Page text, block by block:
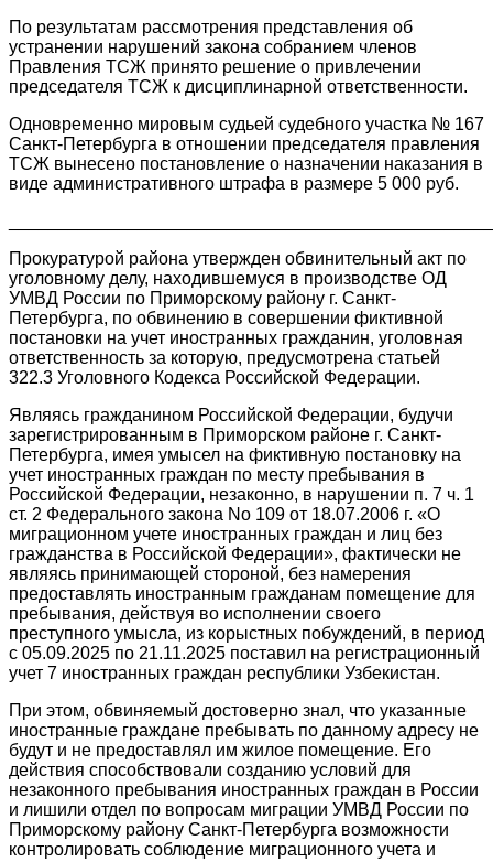
По результатам рассмотрения представления об
устранении нарушений закона собранием членов
Правления ТСЖ принято решение о привлечении
председателя ТСЖ к дисциплинарной ответственности.
Одновременно мировым судьей судебного участка № 167
Санкт-Петербурга в отношении председателя правления
ТСЖ вынесено постановление о назначении наказания в
виде административного штрафа в размере 5 000 руб.
Прокуратурой района утвержден обвинительный акт по
уголовному делу, находившемуся в производстве ОД
УМВД России по Приморскому району г. Санкт-
Петербурга, по обвинению в совершении фиктивной
постановки на учет иностранных гражданин, уголовная
ответственность за которую, предусмотрена статьей
322.3 Уголовного Кодекса Российской Федерации.
Являясь гражданином Российской Федерации, будучи
зарегистрированным в Приморском районе г. Санкт-
Петербурга, имея умысел на фиктивную постановку на
учет иностранных граждан по месту пребывания в
Российской Федерации, незаконно, в нарушении п. 7 ч. 1
ст. 2 Федерального закона No 109 от 18.07.2006 г. «О
миграционном учете иностранных граждан и лиц без
гражданства в Российской Федерации», фактически не
являясь принимающей стороной, без намерения
предоставлять иностранным гражданам помещение для
пребывания, действуя во исполнении своего
преступного умысла, из корыстных побуждений, в период
с 05.09.2025 по 21.11.2025 поставил на регистрационный
учет 7 иностранных граждан республики Узбекистан.
При этом, обвиняемый достоверно знал, что указанные
иностранные граждане пребывать по данному адресу не
будут и не предоставлял им жилое помещение. Его
действия способствовали созданию условий для
незаконного пребывания иностранных граждан в России
и лишили отдел по вопросам миграции УМВД России по
Приморскому району Санкт-Петербурга возможности
контролировать соблюдение миграционного учета и